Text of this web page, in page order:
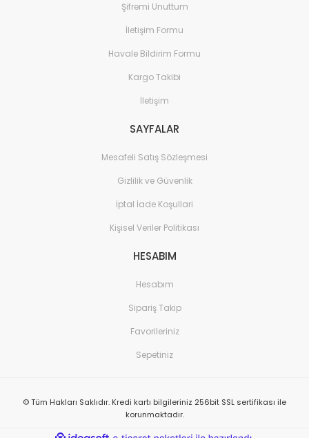
Şifremi Unuttum
İletişim Formu
Havale Bildirim Formu
Kargo Takibi
İletişim
SAYFALAR
Mesafeli Satış Sözleşmesi
Gizlilik ve Güvenlik
İptal İade Koşullari
Kişisel Veriler Politikası
HESABIM
Hesabım
Sipariş Takip
Favorileriniz
Sepetiniz
© Tüm Hakları Saklıdır. Kredi kartı bilgileriniz 256bit SSL sertifikası ile
korunmaktadır.